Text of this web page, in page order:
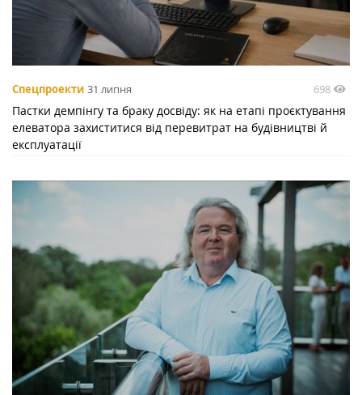
Спецпроекти 31 липня 698
Пастки демпінгу та браку досвіду: як на етапі проєктування
елеватора захиститися від перевитрат на будівництві й
експлуатації